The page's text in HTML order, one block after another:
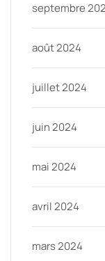
septembre
août 2024
juillet 2024
juin 2024
mai 2024
avril 2024
mars 2024